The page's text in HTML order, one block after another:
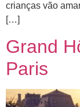
crianças vão
[…]
Grand
Paris